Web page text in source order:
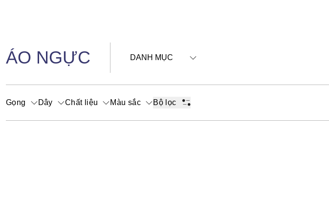
ÁO NGỰC DANH MỤC
Gọng Dây Chất liệu Màu sắc Bộ lọc